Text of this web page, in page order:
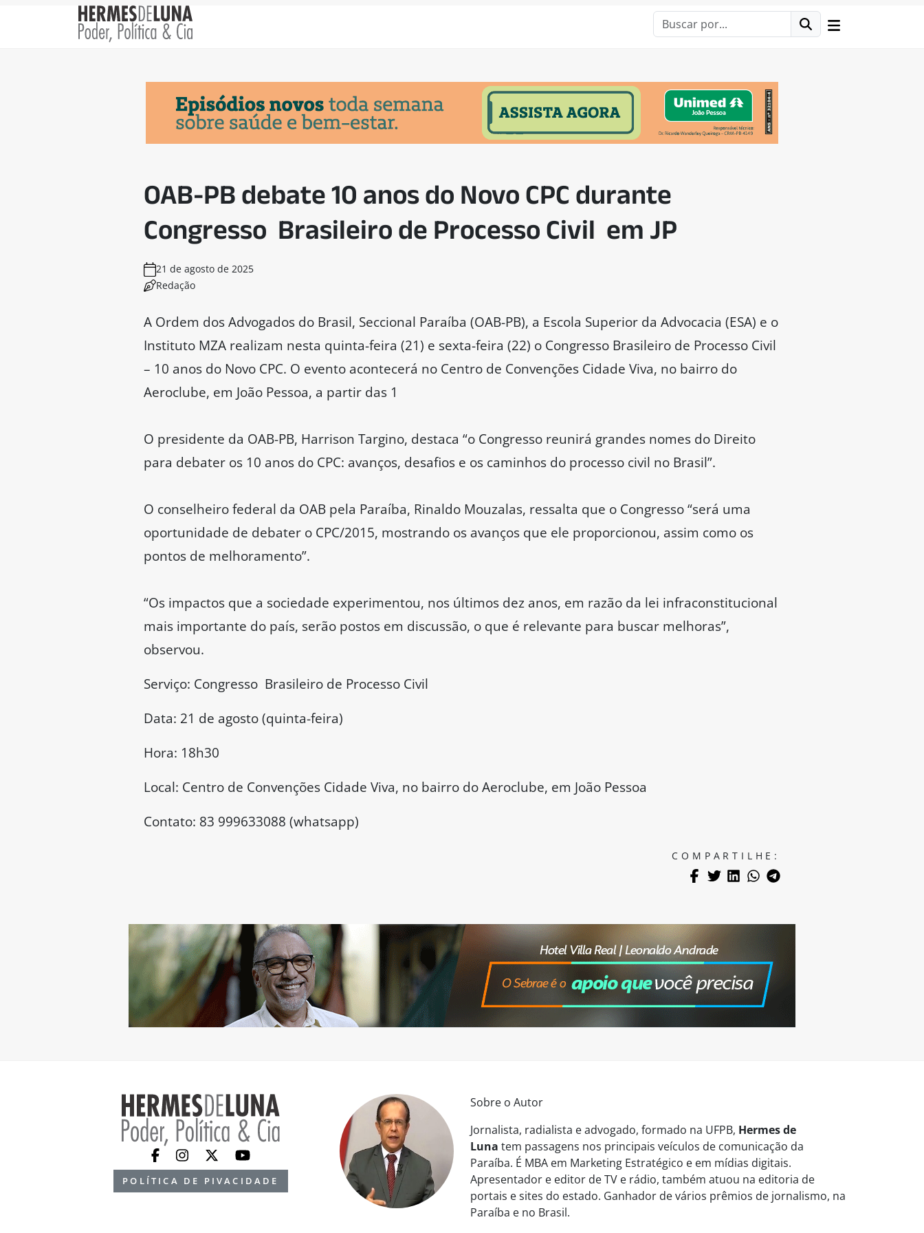
OAB-PB debate 10 anos do Novo CPC durante
Congresso Brasileiro de Processo Civil em JP
21 de agosto de 2025
Redação
A Ordem dos Advogados do Brasil, Seccional Paraíba (OAB-PB), a Escola Superior da Advocacia (ESA) e o
Instituto MZA realizam nesta quinta-feira (21) e sexta-feira (22) o Congresso Brasileiro de Processo Civil
– 10 anos do Novo CPC. O evento acontecerá no Centro de Convenções Cidade Viva, no bairro do
Aeroclube, em João Pessoa, a partir das 1
O presidente da OAB-PB, Harrison Targino, destaca “o Congresso reunirá grandes nomes do Direito
para debater os 10 anos do CPC: avanços, desafios e os caminhos do processo civil no Brasil”.
O conselheiro federal da OAB pela Paraíba, Rinaldo Mouzalas, ressalta que o Congresso “será uma
oportunidade de debater o CPC/2015, mostrando os avanços que ele proporcionou, assim como os
pontos de melhoramento”.
“Os impactos que a sociedade experimentou, nos últimos dez anos, em razão da lei infraconstitucional
mais importante do país, serão postos em discussão, o que é relevante para buscar melhoras”,
observou.
Serviço: Congresso Brasileiro de Processo Civil
Data: 21 de agosto (quinta-feira)
Hora: 18h30
Local: Centro de Convenções Cidade Viva, no bairro do Aeroclube, em João Pessoa
Contato: 83 999633088 (whatsapp)
COMPARTILHE:
POLÍTICA DE PIVACIDADE
Sobre o Autor
Jornalista, radialista e advogado, formado na UFPB, Hermes de
Luna tem passagens nos principais veículos de comunicação da
Paraíba. É MBA em Marketing Estratégico e em mídias digitais.
Apresentador e editor de TV e rádio, também atuou na editoria de
portais e sites do estado. Ganhador de vários prêmios de jornalismo, na
Paraíba e no Brasil.